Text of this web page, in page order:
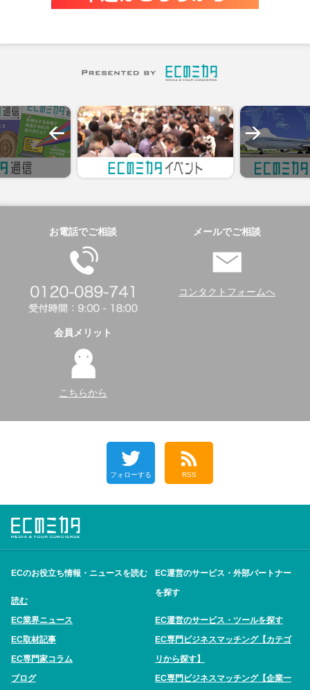
お電話でご相談 メールでご相談
コンタクトフォームへ
会員メリット
こちらから
フォローする RSS
ECのお役立ち情報・ニュースを読む
読む
EC業界ニュース
EC取材記事
EC専門家コラム
ブログ
EC運営のサービス・外部パートナー
を探す
EC運営のサービス・ツールを探す
EC専門ビジネスマッチング【カテゴ
リから探す】
EC専門ビジネスマッチング【企業一